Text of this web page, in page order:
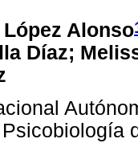
Alonso
Díaz;